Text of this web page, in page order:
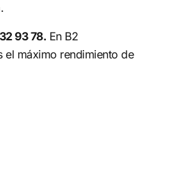
93 78. En B2
el máximo rendimiento de